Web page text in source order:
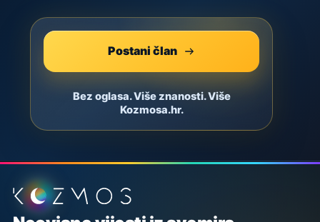
Postani član
Bez oglasa. Više znanosti. Više
Kozmosa.hr.
Podnožje stranice